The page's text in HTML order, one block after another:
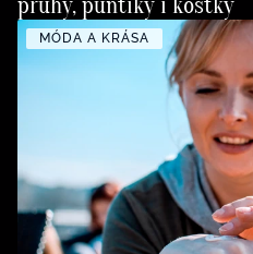
MÓDA A KRÁSA